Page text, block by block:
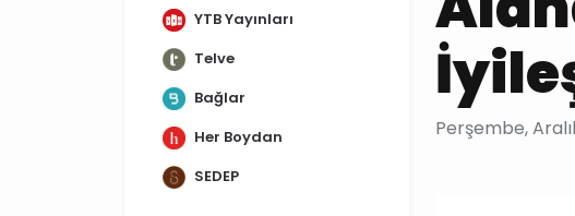
YTB Yayınları
Telve
Bağlar
Her Boydan
SEDEP
Perşembe,